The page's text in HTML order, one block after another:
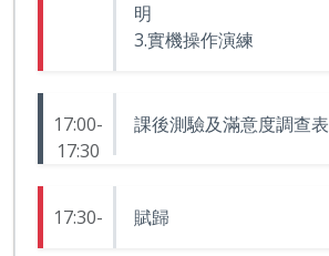
明
3.實機操作演練
17:00-
17:30
課後測驗及滿意度調查表
17:30- 賦歸